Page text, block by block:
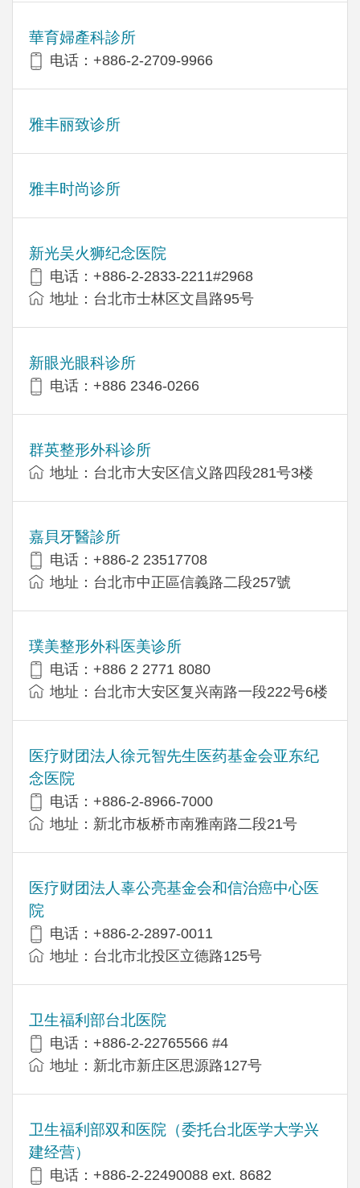
華育婦產科診所
电话：+886-2-2709-9966
雅丰丽致诊所
雅丰时尚诊所
新光吴火狮纪念医院
电话：+886-2-2833-2211#2968
地址：台北市士林区文昌路95号
新眼光眼科诊所
电话：+886 2346-0266
群英整形外科诊所
地址：台北市大安区信义路四段281号3楼
嘉貝牙醫診所
电话：+886-2 23517708
地址：台北市中正區信義路二段257號
璞美整形外科医美诊所
电话：+886 2 2771 8080
地址：台北市大安区复兴南路一段222号6楼
医疗财团法人徐元智先生医药基金会亚东纪
念医院
电话：+886-2-8966-7000
地址：新北市板桥市南雅南路二段21号
医疗财团法人辜公亮基金会和信治癌中心医
院
电话：+886-2-2897-0011
地址：台北市北投区立德路125号
卫生福利部台北医院
电话：+886-2-22765566 #4
地址：新北市新庄区思源路127号
卫生福利部双和医院（委托台北医学大学兴
建经营）
电话：+​886-2-22490088 ext. 8682